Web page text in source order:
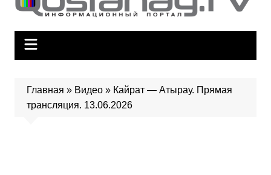
Главная » Видео» Кайрат — Атырау. Прямая
трансляция. 13.06.2026